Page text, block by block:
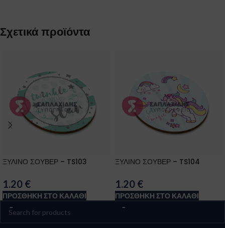
Σχετικά προϊόντα
ΞΥΛΙΝΟ ΣΟΥΒΕΡ – TS103
1.20 €
ΠΡΟΣΘΉΚΗ ΣΤΟ ΚΑΛΆΘΙ
ΞΥΛΙΝΟ ΣΟΥΒΕΡ – TS104
1.20 €
ΠΡΟΣΘΉΚΗ ΣΤΟ ΚΑΛΆΘΙ